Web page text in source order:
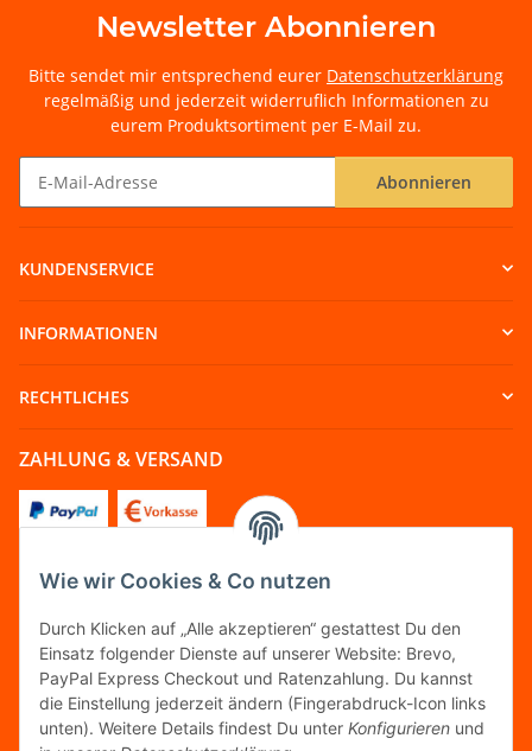
Wie wir Cookies & Co nutzen
Durch Klicken auf „Alle akzeptieren“ gestattest Du den
Einsatz folgender Dienste auf unserer Website: Brevo,
PayPal Express Checkout und Ratenzahlung. Du kannst
die Einstellung jederzeit ändern (Fingerabdruck-Icon links
unten). Weitere Details findest Du unter Konfigurieren und
Newsletter Abonnieren
Bitte sendet mir entsprechend eurer Datenschutzerklärung
regelmäßig und jederzeit widerruflich Informationen zu
eurem Produktsortiment per E-Mail zu.
Abonnieren
KUNDENSERVICE
INFORMATIONEN
RECHTLICHES
ZAHLUNG & VERSAND
FOLGT UNS
FAIRCOMMERCE